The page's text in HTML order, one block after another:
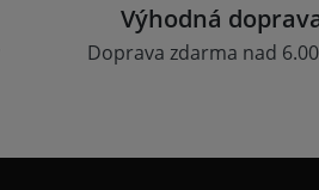
Výhodná
Doprava zdarma nad